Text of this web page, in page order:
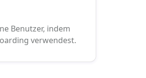
Benutzer, indem
verwendest.